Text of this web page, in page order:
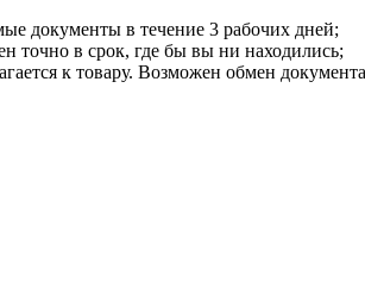
документы в течение 3 рабочих дней;
точно в срок, где бы вы ни находились;
к товару. Возможен обмен